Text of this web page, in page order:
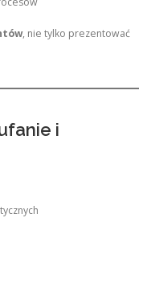
, nie tylko prezentować
i